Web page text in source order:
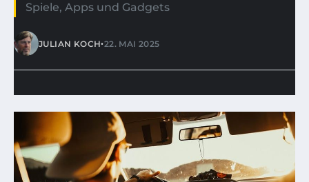
Spiele, Apps und Gadgets
JULIAN KOCH•22. MAI 2025